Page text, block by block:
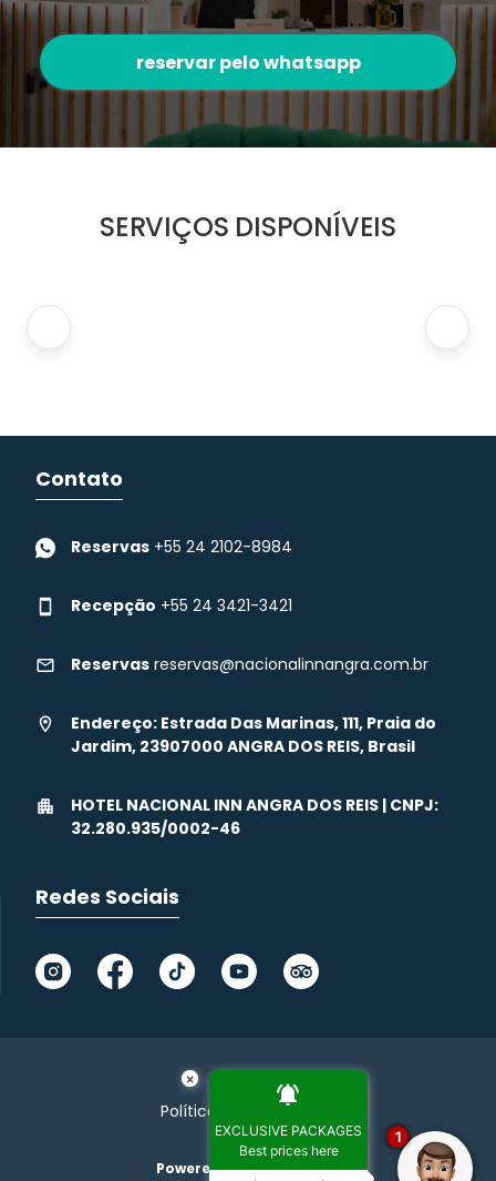
reservar pelo whatsapp
SERVIÇOS DISPONÍVEIS
Contato
Reservas +55 24 2102-8984
Recepção +55 24 3421-3421
Reservas reservas@nacionalinnangra.com.br
Endereço: Estrada Das Marinas, 111, Praia do
Jardim, 23907000 ANGRA DOS REIS, Brasil
HOTEL NACIONAL INN ANGRA DOS REIS | CNPJ:
32.280.935/0002-46
Redes Sociais
Política de privacidade
Powered by
×
EXCLUSIVE PACKAGES
Best prices here
1